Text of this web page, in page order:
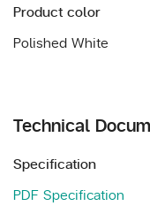
Product color
Polished White
Technical
Specification
PDF Specification